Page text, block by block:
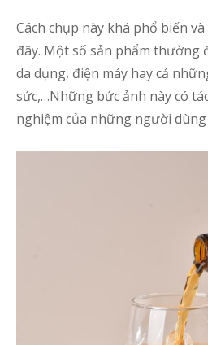
Cách chụp này khá phổ biến
đây. Một số sản phẩm thường
da dụng, điện máy hay cả
sức,…Những bức ảnh này có
nghiệm của những người